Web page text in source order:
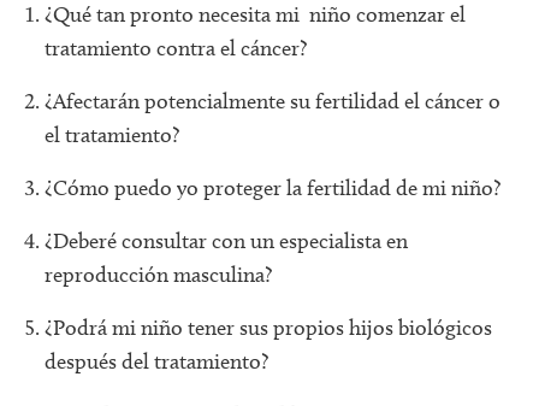
¿Qué tan pronto necesita mi niño comenzar el
tratamiento contra el cáncer?
¿Afectarán potencialmente su fertilidad el cáncer o
el tratamiento?
¿Cómo puedo yo proteger la fertilidad de mi niño?
¿Deberé consultar con un especialista en
reproducción masculina?
¿Podrá mi niño tener sus propios hijos biológicos
después del tratamiento?